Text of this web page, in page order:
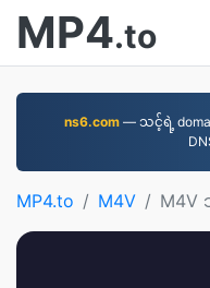
MP4.to
ns6.com— သင့်ရဲ့
MP4.to M4V M4V